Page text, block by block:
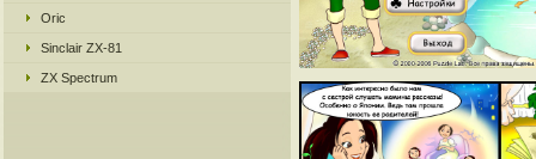
Oric
Sinclair ZX-81
ZX Spectrum